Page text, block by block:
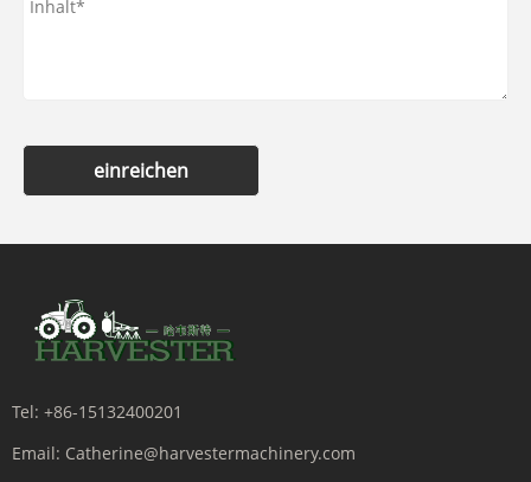
einreichen
Tel: +86-15132400201
Email: Catherine@harvestermachinery.com